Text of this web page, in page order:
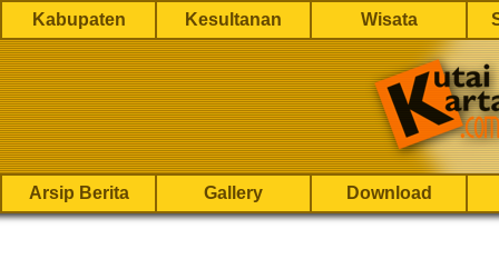
Kabupaten Kesultanan Wisata
Arsip Berita Gallery Download